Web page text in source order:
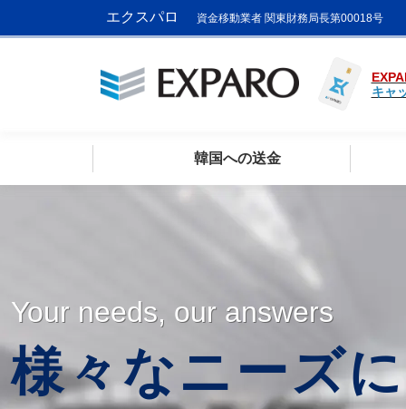
エクスパロ 資金移動業者 関東財務局長第00018号
キャ
韓国への送金
Your needs, our answers
様々なニーズに